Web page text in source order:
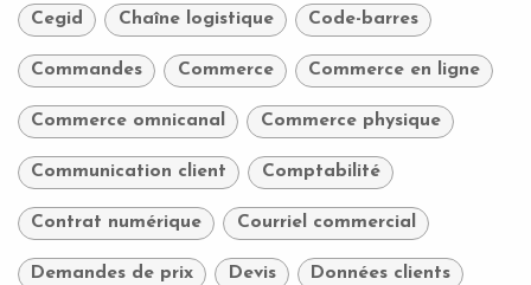
Cegid Chaîne logistique Code-barres
Commandes Commerce Commerce en ligne
Commerce omnicanal Commerce physique
Communication client Comptabilité
Contrat numérique Courriel commercial
Demandes de prix Devis Données clients